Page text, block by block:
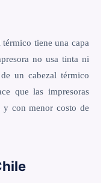
tiene una capa
no usa tinta ni
un cabezal térmico
que las impresoras
y con menor costo de